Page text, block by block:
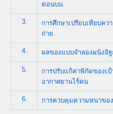
ตอนบน
3.
การศึกษาเปรียบเทียบค
ถ่าย
4. ผลของแบบจำลองผนังอิ
5.
การปรับแก้ค่าพิกัดของเ
อากาศยานไร้คน
6. การควบคุมความหนาขอ